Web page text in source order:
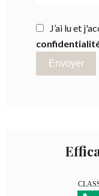
J’ai lu et
Envoyer